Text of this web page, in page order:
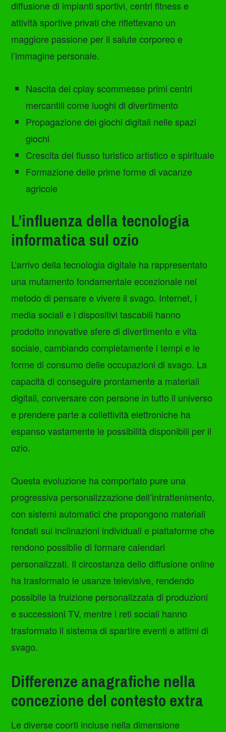
diffusione di impianti sportivi, centri fitness e
attività sportive privati che riflettevano un
maggiore passione per il salute corporeo e
l’immagine personale.
Nascita dei cplay scommesse primi centri
mercantili come luoghi di divertimento
Propagazione dei giochi digitali nelle spazi
giochi
Crescita del flusso turistico artistico e spirituale
Formazione delle prime forme di vacanze
agricole
L’influenza della tecnologia
informatica sul ozio
L’arrivo della tecnologia digitale ha rappresentato
una mutamento fondamentale eccezionale nel
metodo di pensare e vivere il svago. Internet, i
media sociali e i dispositivi tascabili hanno
prodotto innovative sfere di divertimento e vita
sociale, cambiando completamente i tempi e le
forme di consumo delle occupazioni di svago. La
capacità di conseguire prontamente a materiali
digitali, conversare con persone in tutto il universo
e prendere parte a collettività elettroniche ha
espanso vastamente le possibilità disponibili per il
ozio.
Questa evoluzione ha comportato pure una
progressiva personalizzazione dell’intrattenimento,
con sistemi automatici che propongono materiali
fondati sui inclinazioni individuali e piattaforme che
rendono possibile di formare calendari
personalizzati. Il circostanza dello diffusione online
ha trasformato le usanze televisive, rendendo
possibile la fruizione personalizzata di produzioni
e successioni TV, mentre i reti sociali hanno
trasformato il sistema di spartire eventi e attimi di
svago.
Differenze anagrafiche nella
concezione del contesto extra
Le diverse coorti incluse nella dimensione